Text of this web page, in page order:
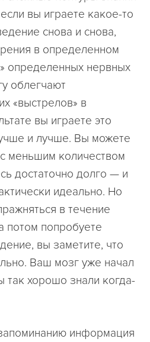
вы играете какое-то
снова и снова,
в определенном
определенных нервных
облегчают
«выстрелов» в
вы играете это
и лучше. Вы можете
меньшим количеством
достаточно долго — и
идеально. Но
в течение
потом попробуете
вы заметите, что
Ваш мозг уже начал
так хорошо знали когда-
информация